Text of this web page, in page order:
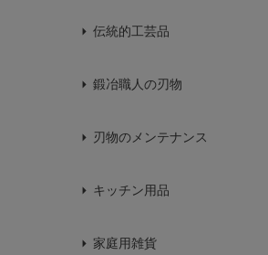
伝統的工芸品
鍛冶職人の刃物
刃物のメンテナンス
キッチン用品
家庭用雑貨